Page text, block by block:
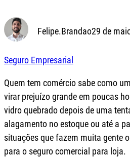
Felipe.Brandao29 de
Seguro Empresarial
Quem tem comércio sabe como
virar prejuízo grande em poucas
vidro quebrado depois de uma
alagamento no estoque ou até a
situações que fazem muita gente
para o seguro comercial para loja.